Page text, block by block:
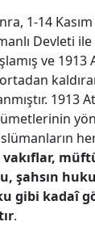
1-14
Devleti
ve 1913
1913
şahsın
gibi kadaî
.